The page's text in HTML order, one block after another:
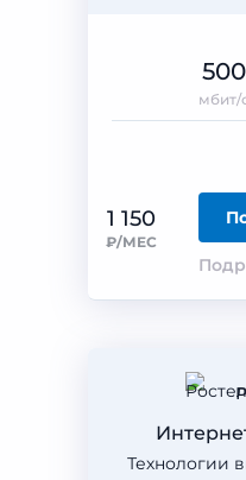
1 150
₽/МЕС
500
мбит/
Технологии